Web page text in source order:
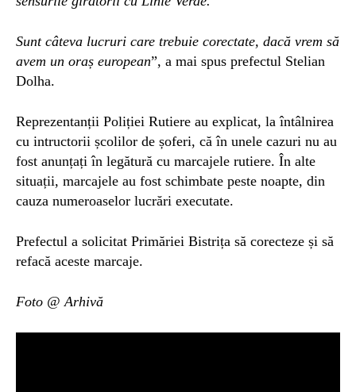
Sunt câteva lucruri care trebuie corectate, dacă vrem să
avem un oraș european”, a mai spus prefectul Stelian
Dolha.
Reprezentanții Poliției Rutiere au explicat, la întâlnirea
cu intructorii școlilor de șoferi, că în unele cazuri nu au
fost anunțați în legătură cu marcajele rutiere. În alte
situații, marcajele au fost schimbate peste noapte, din
cauza numeroaselor lucrări executate.
Prefectul a solicitat Primăriei Bistrița să corecteze și să
refacă aceste marcaje.
Foto @ Arhivă